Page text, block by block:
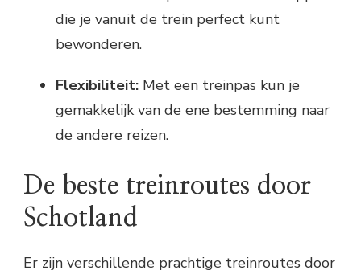
die je vanuit de trein perfect kunt
bewonderen.
Flexibiliteit: Met een treinpas kun je
gemakkelijk van de ene bestemming naar
de andere reizen.
De beste treinroutes door
Schotland
Er zijn verschillende prachtige treinroutes door